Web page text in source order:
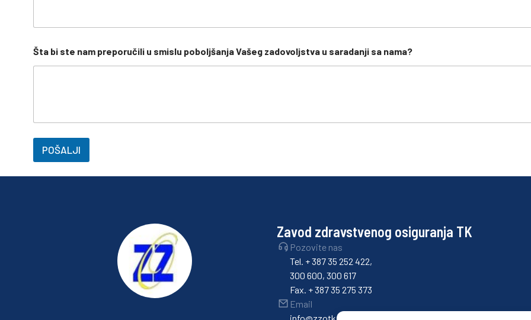
n
k
Šta bi ste nam preporučili u smislu poboljšanja Vašeg zadovoljstva u saradanji sa nama?
POŠALJI
Zavod zdravstvenog osiguranja TK
Pozovite nas
Tel. + 387 35 252 422,
300 600, 300 617
Fax. + 387 35 275 373
Email